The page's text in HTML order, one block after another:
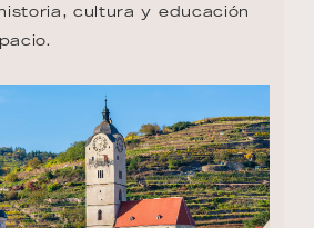
cultura y educación